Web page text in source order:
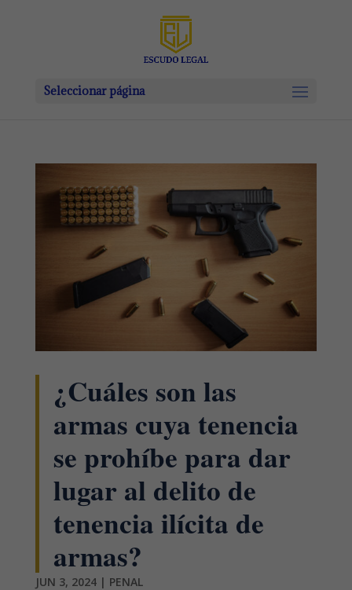
Seleccionar página
¿Cuáles son las
armas cuya tenencia
se prohíbe para dar
lugar al delito de
tenencia ilícita de
armas?
JUN 3, 2024| PENAL